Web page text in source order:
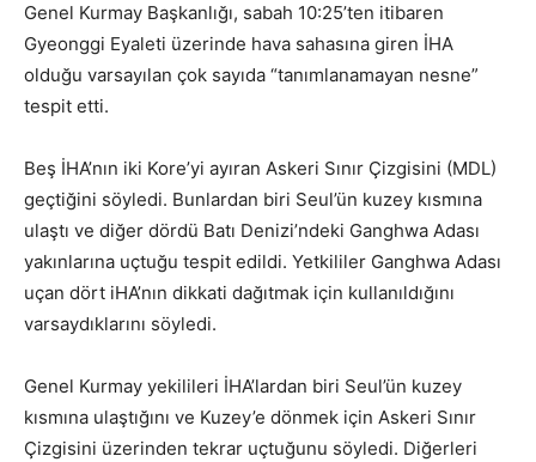
Genel Kurmay Başkanlığı, sabah 10:25’ten itibaren
Gyeonggi Eyaleti üzerinde hava sahasına giren İHA
olduğu varsayılan çok sayıda “tanımlanamayan nesne”
tespit etti.
Beş İHA’nın iki Kore’yi ayıran Askeri Sınır Çizgisini (MDL)
geçtiğini söyledi. Bunlardan biri Seul’ün kuzey kısmına
ulaştı ve diğer dördü Batı Denizi’ndeki Ganghwa Adası
yakınlarına uçtuğu tespit edildi. Yetkililer Ganghwa Adası
uçan dört iHA’nın dikkati dağıtmak için kullanıldığını
varsaydıklarını söyledi.
Genel Kurmay yekilileri İHA’lardan biri Seul’ün kuzey
kısmına ulaştığını ve Kuzey’e dönmek için Askeri Sınır
Çizgisini üzerinden tekrar uçtuğunu söyledi. Diğerleri